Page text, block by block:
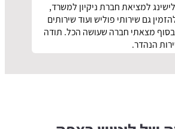
למציאת חברת ניקיון למשרד,
גם שירותי פוליש ועוד שירותים
מצאתי חברה שעושה הכל. תודה
הנהדר.